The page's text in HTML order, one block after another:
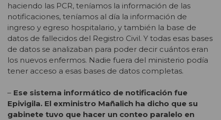
haciendo las PCR, teníamos la información de las
notificaciones, teníamos al día la información de
ingreso y egreso hospitalario, y también la base de
datos de fallecidos del Registro Civil. Y todas esas bases
de datos se analizaban para poder decir cuántos eran
los nuevos enfermos. Nadie fuera del ministerio podía
tener acceso a esas bases de datos completas.
– Ese sistema informático de notificación fue
Epivigila. El exministro Mañalich ha dicho que su
gabinete tuvo que hacer un conteo paralelo en